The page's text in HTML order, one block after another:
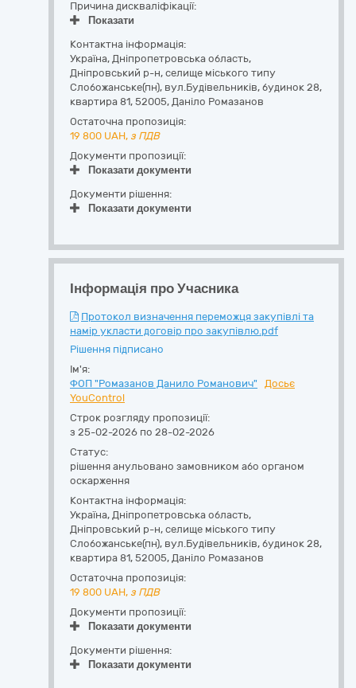
Причина дискваліфікації:
Показати
Контактна інформація:
Україна, Дніпропетровська область,
Дніпровський р-н, селище міського типу
Слобожанське(пн), вул.Будівельників, будинок 28,
квартира 81, 52005, Даніло Ромазанов
Остаточна пропозиція:
19 800 UAH, з ПДВ
Документи пропозиції:
Показати документи
Документи рішення:
Показати документи
Інформація про Учасника
Протокол визначення переможця закупівлі та
намір укласти договір про закупівлю.pdf
Рішення підписано
Ім'я:
ФОП "Ромазанов Данило Романович"
Досьє
YouControl
Строк розгляду пропозиції:
з 25-02-2026 по 28-02-2026
Статус:
рішення анульовано замовником або органом
оскарження
Контактна інформація:
Україна, Дніпропетровська область,
Дніпровський р-н, селище міського типу
Слобожанське(пн), вул.Будівельників, будинок 28,
квартира 81, 52005, Даніло Ромазанов
Остаточна пропозиція:
19 800 UAH, з ПДВ
Документи пропозиції:
Показати документи
Документи рішення:
Показати документи